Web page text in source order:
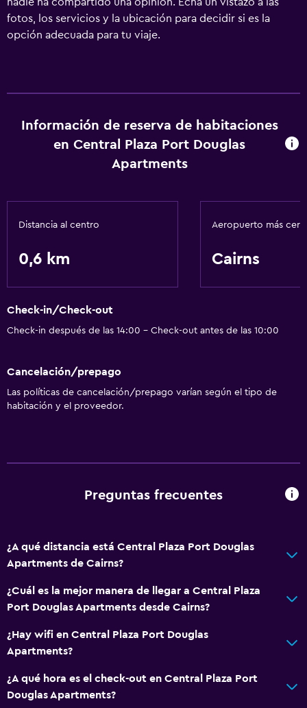
fotos, los servicios y la ubicación para decidir si es la
opción adecuada para tu viaje.
Información de reserva de habitaciones
en Central Plaza Port Douglas
Apartments
Distancia al centro
0,6 km
Aeropuerto más
Cairns
Check-in/Check-out
Check-in después de las 14:00 - Check-out antes de las 10:00
Cancelación/prepago
Las políticas de cancelación/prepago varían según el tipo de
habitación y el proveedor.
Preguntas frecuentes
¿A qué distancia está Central Plaza Port Douglas
Apartments de Cairns?
¿Cuál es la mejor manera de llegar a Central Plaza
Port Douglas Apartments desde Cairns?
¿Hay wifi en Central Plaza Port Douglas
Apartments?
¿A qué hora es el check-out en Central Plaza Port
Douglas Apartments?